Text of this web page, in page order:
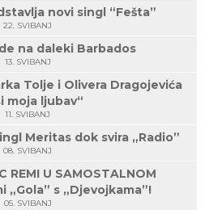
novi singl “Fešta”
22. SVIBANJ
na daleki Barbados
13. SVIBANJ
Tolje i Olivera Dragojevića
moja ljubav“
11. SVIBANJ
Meritas dok svira „Radio”
08. SVIBANJ
REMI U SAMOSTALNOM
„Gola” s „Djevojkama”!
05. SVIBANJ